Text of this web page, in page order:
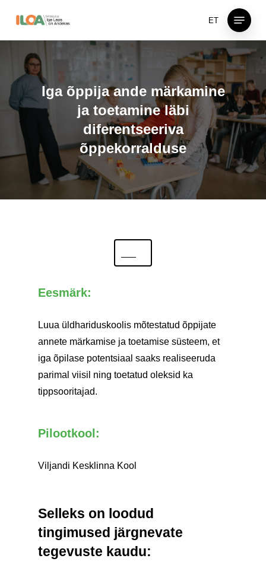
main
content
ET
Menu
Iga õppija ande märkamine
ja toetamine läbi
diferentseeriva
õppekorralduse
Eesmärk:
Luua üldhariduskoolis mõtestatud õppijate
annete märkamise ja toetamise süsteem, et
iga õpilase potentsiaal saaks realiseeruda
parimal viisil ning toetatud oleksid ka
tippsooritajad.
Pilootkool:
Viljandi Kesklinna Kool
Selleks on loodud
tingimused järgnevate
tegevuste kaudu: